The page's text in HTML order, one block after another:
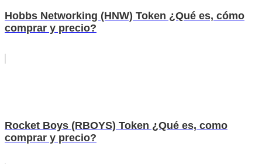
Hobbs Networking (HNW) Token ¿Qué es, cómo
comprar y precio?
Rocket Boys (RBOYS) Token ¿Qué es, como
comprar y precio?